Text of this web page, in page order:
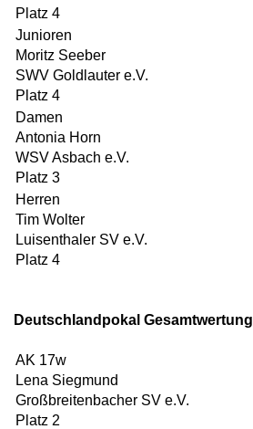
Platz 4
Junioren
Moritz Seeber
SWV Goldlauter e.V.
Platz 4
Damen
Antonia Horn
WSV Asbach e.V.
Platz 3
Herren
Tim Wolter
Luisenthaler SV e.V.
Platz 4
Deutschlandpokal Gesamtwertung
AK 17w
Lena Siegmund
Großbreitenbacher SV e.V.
Platz 2